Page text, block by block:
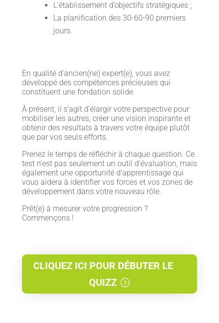
L’établissement d’objectifs stratégiques ;
La planification des 30-60-90 premiers
jours.
En qualité d’ancien(ne) expert(e), vous avez
développé des compétences précieuses qui
constituent une fondation solide.
À présent, il s’agit d’élargir votre perspective pour
mobiliser les autres, créer une vision inspirante et
obtenir des résultats à travers votre équipe plutôt
que par vos seuls efforts.
Prenez le temps de réfléchir à chaque question. Ce
test n’est pas seulement un outil d’évaluation, mais
également une opportunité d’apprentissage qui
vous aidera à identifier vos forces et vos zones de
développement dans votre nouveau rôle.
Prêt(e) à mesurer votre progression ?
Commençons !
CLIQUEZ ICI POUR DÉBUTER LE
QUIZZ